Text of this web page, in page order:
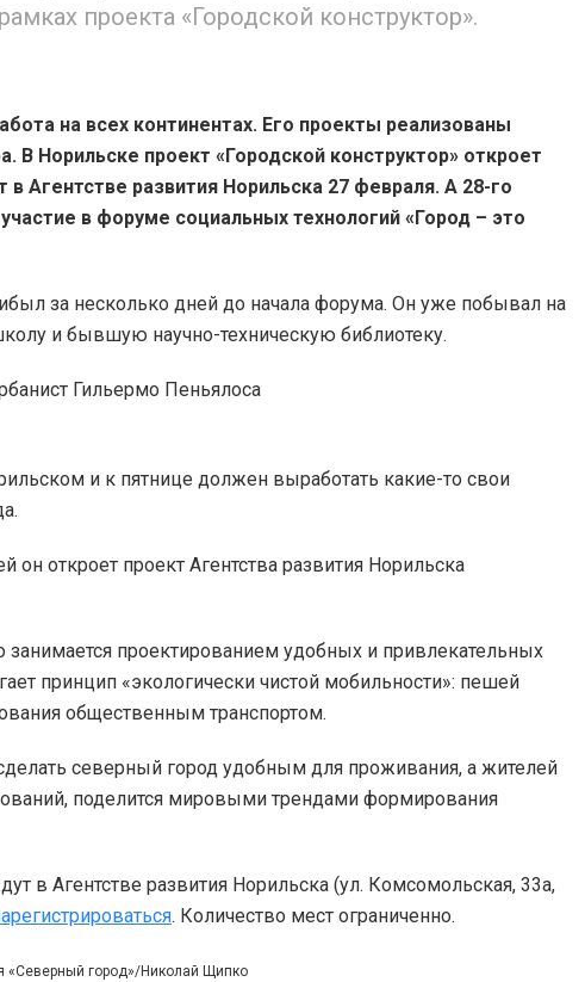
проекта «Городской конструктор».
на всех континентах. Его проекты реализованы
В Норильске проект «Городской конструктор» откроет
Агентстве развития Норильска 27 февраля. А 28-го
в форуме социальных технологий «Город – это
за несколько дней до начала форума. Он уже побывал на
и бывшую научно-техническую библиотеку.
и к пятнице должен выработать какие-то свои
он откроет проект Агентства развития Норильска
занимается проектированием удобных и привлекательных
принцип «экологически чистой мобильности»: пешей
общественным транспортом.
северный город удобным для проживания, а жителей
поделится мировыми трендами формирования
в Агентстве развития Норильска (ул. Комсомольская, 33а,
. Количество мест ограниченно.
«Северный город»/Николай Щипко